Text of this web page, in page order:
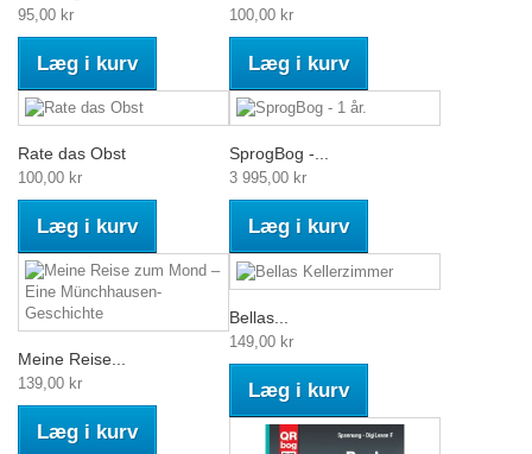
95,00 kr
Læg i kurv
100,00 kr
Læg i kurv
Rate das Obst
100,00 kr
Læg i kurv
SprogBog -...
3 995,00 kr
Læg i kurv
Meine Reise...
139,00 kr
Læg i kurv
Bellas...
149,00 kr
Læg i kurv